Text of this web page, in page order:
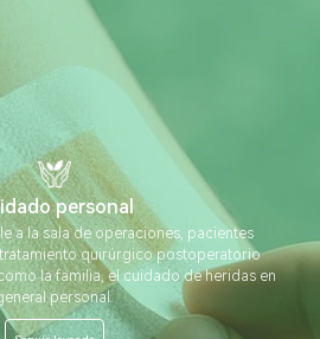
personal
a la sala de operaciones, pacientes
quirúrgico postoperatorio
la familia, el cuidado de heridas en
personal.